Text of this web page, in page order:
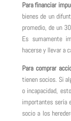
Para financiar
bienes de un
promedio, de un
Es sumamente
hacerse y llevar a
Para comprar
tienen socios. Si
o incapacidad,
importantes sería
socio a los